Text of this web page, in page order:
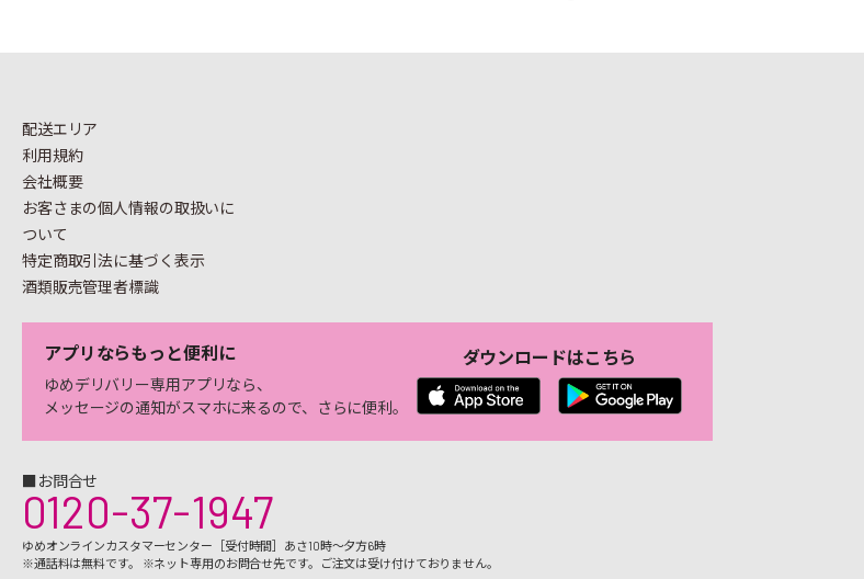
配送エリア
利用規約
会社概要
お客さまの個人情報の取扱いに
ついて
特定商取引法に基づく表示
酒類販売管理者標識
アプリならもっと便利に
ゆめデリバリー専用アプリなら、
メッセージの通知がスマホに来るので、さらに便利。
ダウンロードはこちら
■お問合せ
0120-37-1947
ゆめオンラインカスタマーセンター［受付時間］あさ10時～夕方6時
※通話料は無料です。 ※ネット専用のお問合せ先です。ご注文は受け付けておりません。